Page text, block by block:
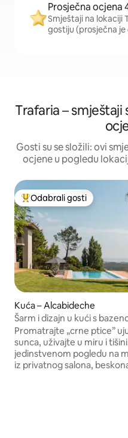
Prosječna ocjena
Smještaji na lokaciji
gostiju (prosječna je
Trafaria –
Gosti su se složili: ovi
ocjene u pogledu
Među najviše rangiranima
Odabrali gosti
Kuća – Alcabideche
Šarm i dizajn u kući s
predivnim pogledom na
Promatrajte „crne ptice”
sunca, uživajte u miru i
jedinstvenom pogledu na
iz privatnog salona,